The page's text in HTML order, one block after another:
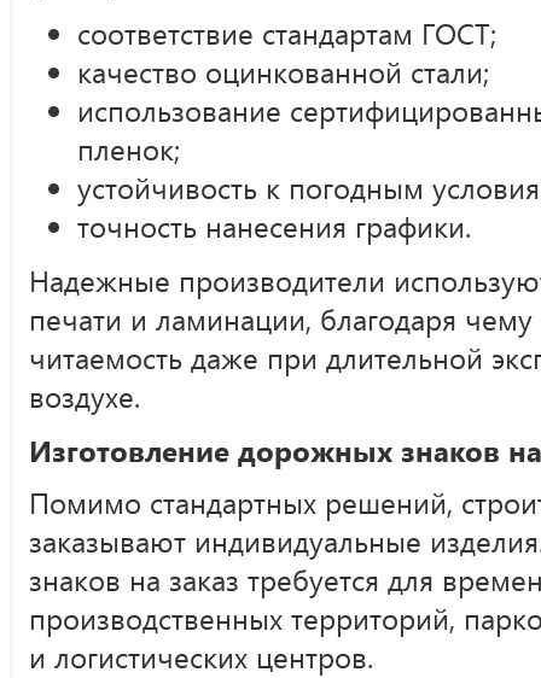
соответствие стандартам ГОСТ;
качество оцинкованной стали;
использование
пленок;
устойчивость к погодным
точность нанесения графики.
Надежные производители
печати и ламинации, благодаря
читаемость даже при длительной
воздухе.
Изготовление дорожных знаков
Помимо стандартных решений,
заказывают индивидуальные
знаков на заказ требуется для
производственных территорий,
и логистических центров.